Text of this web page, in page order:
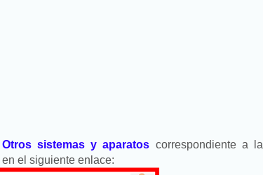
Otros sistemas y aparatos correspondiente a la
en el siguiente enlace: